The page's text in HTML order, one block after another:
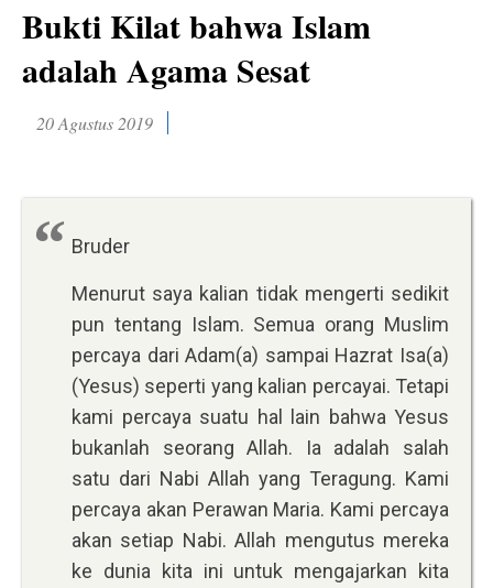
Bukti Kilat bahwa Islam
adalah Agama Sesat
20 Agustus 2019
Bruder
Menurut saya kalian tidak mengerti sedikit
pun tentang Islam. Semua orang Muslim
percaya dari Adam(a) sampai Hazrat Isa(a)
(Yesus) seperti yang kalian percayai. Tetapi
kami percaya suatu hal lain bahwa Yesus
bukanlah seorang Allah. Ia adalah salah
satu dari Nabi Allah yang Teragung. Kami
percaya akan Perawan Maria. Kami percaya
akan setiap Nabi. Allah mengutus mereka
ke dunia kita ini untuk mengajarkan kita